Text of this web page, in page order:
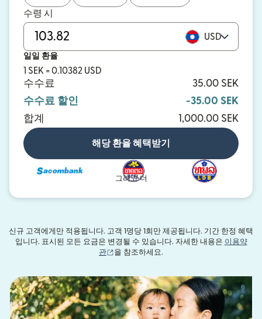
수령 시
USD
일일 환율
1 SEK = 0.10382 USD
수수료
35.00 SEK
수수료 할인
-35.00 SEK
합계
1,000.00 SEK
해당 환율 혜택받기
그리고 더
신규 고객에게만 적용됩니다. 고객 1명당 1회만 제공됩니다. 기간 한정 혜택
입니다. 표시된 모든 요금은 변경될 수 있습니다. 자세한 내용은 이용약
관
(새 창에서 열림)
을 참조하세요.